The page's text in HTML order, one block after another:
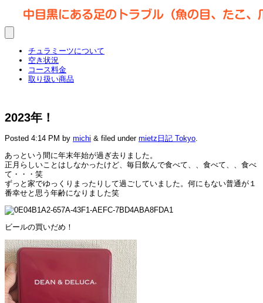
チュラミーツについて
空き状況
コース料金
取り扱い商品
2023年！
Posted 4:14 PM by michi & filed under mietz日記 Tokyo.
あっという間に年末年始が過ぎ去りました。
正月らしいことはしなかったけど、毎日飲んで食べて、、食べて、、食べ
て・・・笑
ずっと家でゆっくりまったりして過ごしていました。何にもない普通が１
番幸せと思う年齢になりました笑
ビールの買いだめ！